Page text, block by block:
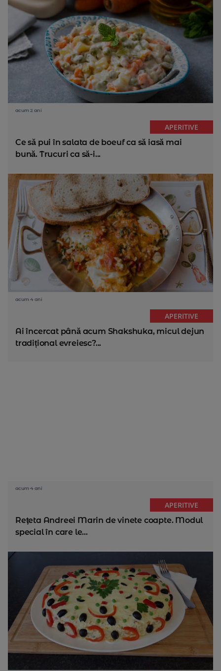
acum 2 ani
APERITIVE
Ce să pui în salata de boeuf ca să iasă mai
bună. Trucuri ca să-i...
acum 4 ani
APERITIVE
Ai încercat până acum Shakshuka, micul dejun
tradițional evreiesc?...
acum 4 ani
APERITIVE
Reţeta Andreei Marin de vinete coapte. Modul
special în care le...